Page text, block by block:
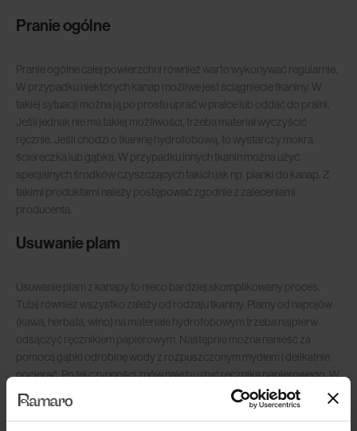
Pranie ogólne
Pranie ogólne całej powierzchni również warto wykonywać regularnie.
W przypadku niektórych kanap możliwe jest ściągniecie tkaniny. W
takiej sytuacji można ją po prostu uprać w pralce lub oddać do pralni.
Jeśli jednak nie ma takiej możliwości, trzeba materiał wyczyścić
ręcznie. Jeśli chodzi o tkaninę hydrofobową, to wystarczy mokra
ściereczka lub gąbka. W przypadku innych tkanin można użyć
specjalnych środków czyszczących takich jak np. pianki do kanap. Z
takimi produktami należy postępować zgodnie z zaleceniami
producenta.
Usuwanie plam
Usuwanie plam z kanapy to nieco bardziej skomplikowany proces.
Tutaj również wszystko zależy od rodzaju tkaniny. Plamy od napojów
(kawa, herbata, wino) na materiale hydrofobowym trzeba najpierw
odsączyć ręcznikiem papierowym. Następnie można nanieść za
pomocą gąbki odrobinę wody z rozpuszczonym mydłem i delikatnie
pocierać. Po tej czynności znów należy użyć ręcznika papierowego. W
przypadku gęstych substancji jak np. ketchup czy jogurt należy
najpierw zebrać je łyżką z powszechni kanapy. Następnie postępuje